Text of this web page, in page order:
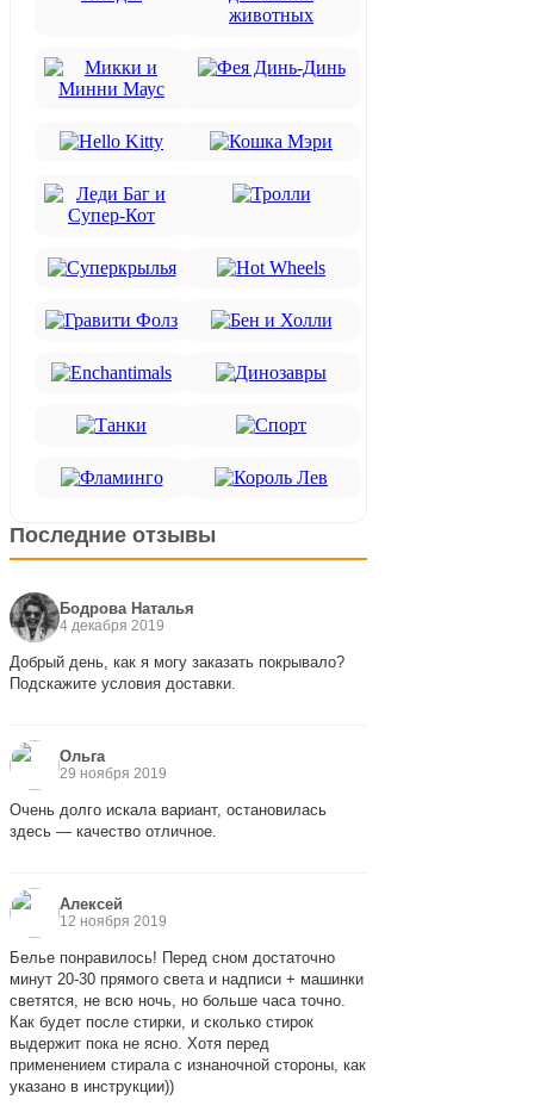
Последние отзывы
Бодрова Наталья
4 декабря 2019
Добрый день, как я могу заказать покрывало?
Подскажите условия доставки.
Ольга
29 ноября 2019
Очень долго искала вариант, остановилась
здесь — качество отличное.
Алексей
12 ноября 2019
Белье понравилось! Перед сном достаточно
минут 20-30 прямого света и надписи + машинки
светятся, не всю ночь, но больше часа точно.
Как будет после стирки, и сколько стирок
выдержит пока не ясно. Хотя перед
применением стирала с изнаночной стороны, как
указано в инструкции))